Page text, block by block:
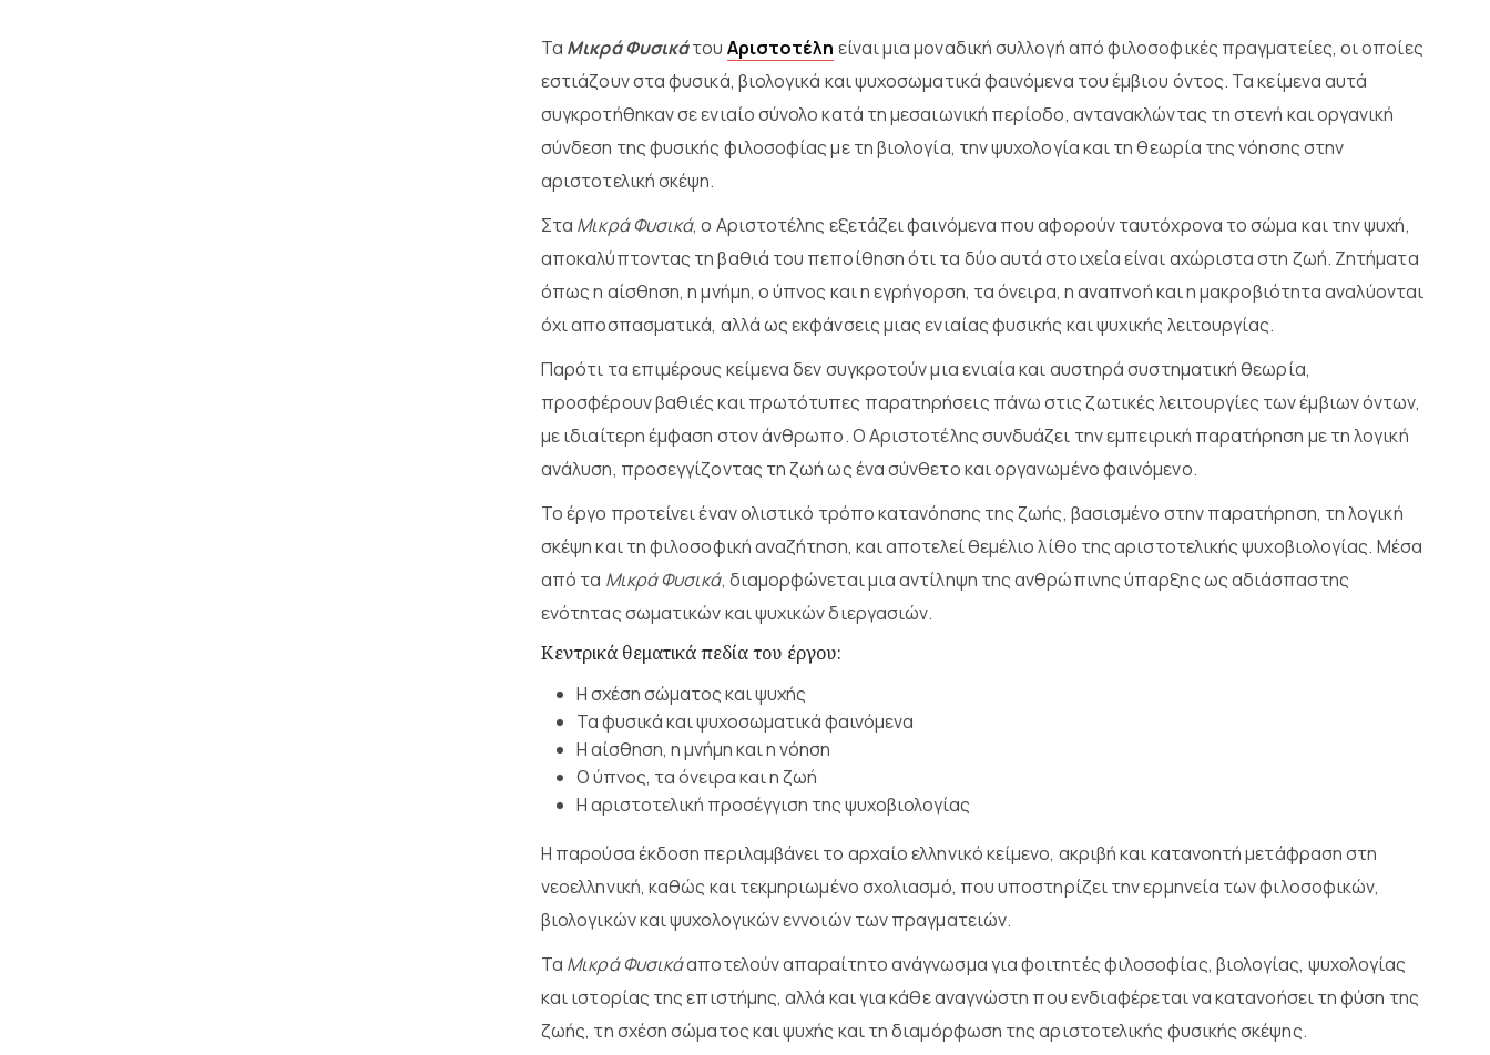
Τα Μικρά Φυσικάτου Αριστοτέλη είναι μια μοναδική συλλογή από φιλοσοφικές πραγματείες, οι οποίες
εστιάζουν στα φυσικά, βιολογικά και ψυχοσωματικά φαινόμενα του έμβιου όντος. Τα κείμενα αυτά
συγκροτήθηκαν σε ενιαίο σύνολο κατά τη μεσαιωνική περίοδο, αντανακλώντας τη στενή και οργανική
σύνδεση της φυσικής φιλοσοφίας με τη βιολογία, την ψυχολογία και τη θεωρία της νόησης στην
αριστοτελική σκέψη.
Στα Μικρά Φυσικά, ο Αριστοτέλης εξετάζει φαινόμενα που αφορούν ταυτόχρονα το σώμα και την ψυχή,
αποκαλύπτοντας τη βαθιά του πεποίθηση ότι τα δύο αυτά στοιχεία είναι αχώριστα στη ζωή. Ζητήματα
όπως η αίσθηση, η μνήμη, ο ύπνος και η εγρήγορση, τα όνειρα, η αναπνοή και η μακροβιότητα αναλύονται
όχι αποσπασματικά, αλλά ως εκφάνσεις μιας ενιαίας φυσικής και ψυχικής λειτουργίας.
Παρότι τα επιμέρους κείμενα δεν συγκροτούν μια ενιαία και αυστηρά συστηματική θεωρία,
προσφέρουν βαθιές και πρωτότυπες παρατηρήσεις πάνω στις ζωτικές λειτουργίες των έμβιων όντων,
με ιδιαίτερη έμφαση στον άνθρωπο. Ο Αριστοτέλης συνδυάζει την εμπειρική παρατήρηση με τη λογική
ανάλυση, προσεγγίζοντας τη ζωή ως ένα σύνθετο και οργανωμένο φαινόμενο.
Το έργο προτείνει έναν ολιστικό τρόπο κατανόησης της ζωής, βασισμένο στην παρατήρηση, τη λογική
σκέψη και τη φιλοσοφική αναζήτηση, και αποτελεί θεμέλιο λίθο της αριστοτελικής ψυχοβιολογίας. Μέσα
από τα Μικρά Φυσικά, διαμορφώνεται μια αντίληψη της ανθρώπινης ύπαρξης ως αδιάσπαστης
ενότητας σωματικών και ψυχικών διεργασιών.
Κεντρικά θεματικά πεδία του έργου:
Η σχέση σώματος και ψυχής
Τα φυσικά και ψυχοσωματικά φαινόμενα
Η αίσθηση, η μνήμη και η νόηση
Ο ύπνος, τα όνειρα και η ζωή
Η αριστοτελική προσέγγιση της ψυχοβιολογίας
Η παρούσα έκδοση περιλαμβάνει το αρχαίο ελληνικό κείμενο, ακριβή και κατανοητή μετάφραση στη
νεοελληνική, καθώς και τεκμηριωμένο σχολιασμό, που υποστηρίζει την ερμηνεία των φιλοσοφικών,
βιολογικών και ψυχολογικών εννοιών των πραγματειών.
Τα Μικρά Φυσικάαποτελούν απαραίτητο ανάγνωσμα για φοιτητές φιλοσοφίας, βιολογίας, ψυχολογίας
και ιστορίας της επιστήμης, αλλά και για κάθε αναγνώστη που ενδιαφέρεται να κατανοήσει τη φύση της
ζωής, τη σχέση σώματος και ψυχής και τη διαμόρφωση της αριστοτελικής φυσικής σκέψης.